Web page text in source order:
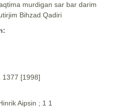
murdigan sar bar darim
Bihzad Qadiri
1377 [1998]
Aipsin ; 1 1